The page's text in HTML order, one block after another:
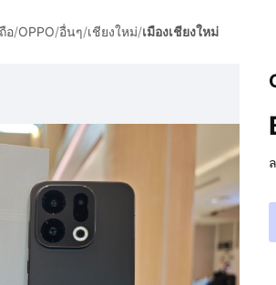
อ/OPPO/อื่นๆ/เชียงใหม่/เมืองเชียงใหม่